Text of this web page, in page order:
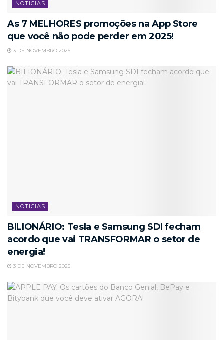
NOTICIAS
As 7 MELHORES promoções na App Store
que você não pode perder em 2025!
3 DE NOVEMBRO 2025
NOTICIAS
BILIONÁRIO: Tesla e Samsung SDI fecham
acordo que vai TRANSFORMAR o setor de
energia!
3 DE NOVEMBRO 2025